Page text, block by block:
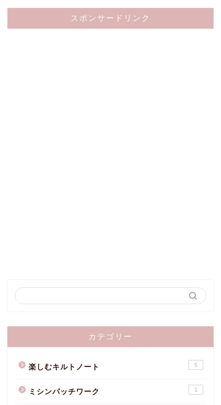
スポンサードリンク
カテゴリー
楽しむキルトノート 5
ミシンパッチワーク 1